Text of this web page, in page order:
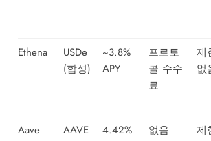
Ethena
USDe
(합성)
~3.8%
APY
프로토
콜 수수
료
제
없
Aave AAVE
4.42%
없음
제